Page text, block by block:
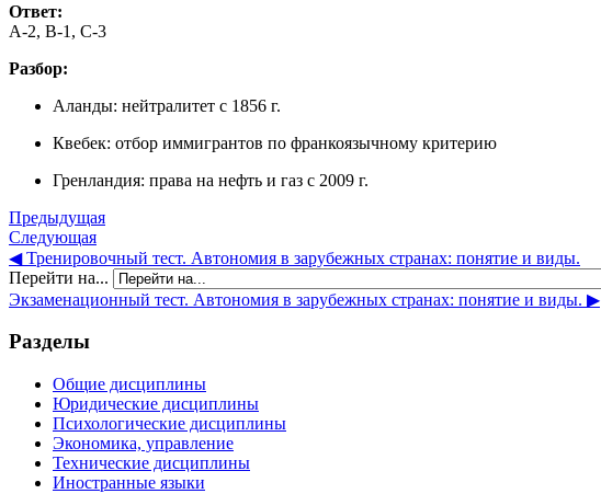
Ответ:
A-2, B-1, C-3
Разбор:
Аланды: нейтралитет с 1856 г.
Квебек: отбор иммигрантов по франкоязычному критерию
Гренландия: права на нефть и газ с 2009 г.
Предыдущая
Следующая
◀︎ Тренировочный тест. Автономия в зарубежных странах: понятие и виды.
Перейти на...
Экзаменационный тест. Автономия в зарубежных странах: понятие и виды. ▶︎
Разделы
Общие дисциплины
Юридические дисциплины
Психологические дисциплины
Экономика, управление
Технические дисциплины
Иностранные языки